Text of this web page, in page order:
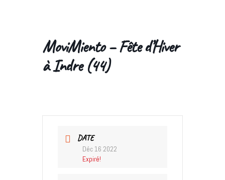
MoviMiento – Fête d’Hiver
à Indre (44)
DATE
Déc 16 2022
Expiré!